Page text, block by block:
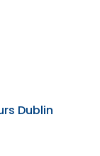
Dublin